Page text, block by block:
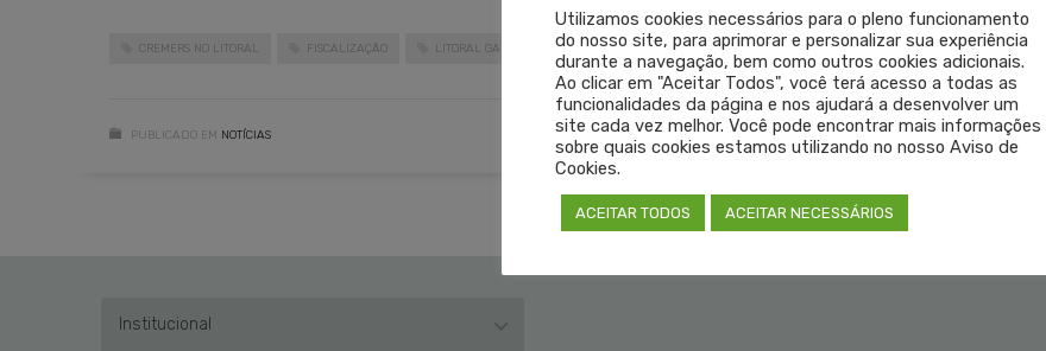
CREMERS NO LITORAL FISCALIZAÇÃO LITORAL GAÚCHO SAÚDE NA PRAIA
PUBLICADO EM NOTÍCIAS SEM
Institucional
Utilizamos cookies necessários para o pleno funcionamento
do nosso site, para aprimorar e personalizar sua experiência
durante a navegação, bem como outros cookies adicionais.
Ao clicar em "Aceitar Todos", você terá acesso a todas as
funcionalidades da página e nos ajudará a desenvolver um
site cada vez melhor. Você pode encontrar mais informações
sobre quais cookies estamos utilizando no nosso Aviso de
Cookies.
ACEITAR TODOS ACEITAR NECESSÁRIOS